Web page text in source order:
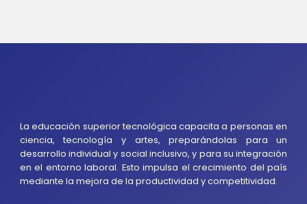
La educación superior tecnológica capacita a personas en
ciencia, tecnología y artes, preparándolas para un
desarrollo individual y social inclusivo, y para su integración
en el entorno laboral. Esto impulsa el crecimiento del país
mediante la mejora de la productividad y competitividad.